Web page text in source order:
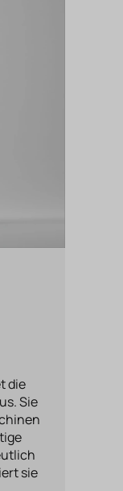
die
Sie
sie